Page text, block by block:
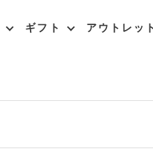
ギフト アウトレット